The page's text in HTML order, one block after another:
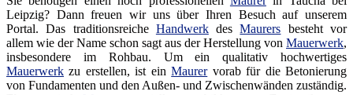
Leipzig? Dann freuen wir uns über Ihren Besuch auf unserem
Portal. Das traditionsreiche HandwerkdesMaurers besteht vor
allem wie der Name schon sagt aus der Herstellung von Mauerwerk,
insbesondere im Rohbau. Um ein qualitativ hochwertiges
Mauerwerk zu erstellen, ist einMaurervorab für die Betonierung
von Fundamenten und den Außen- und Zwischenwänden zuständig.